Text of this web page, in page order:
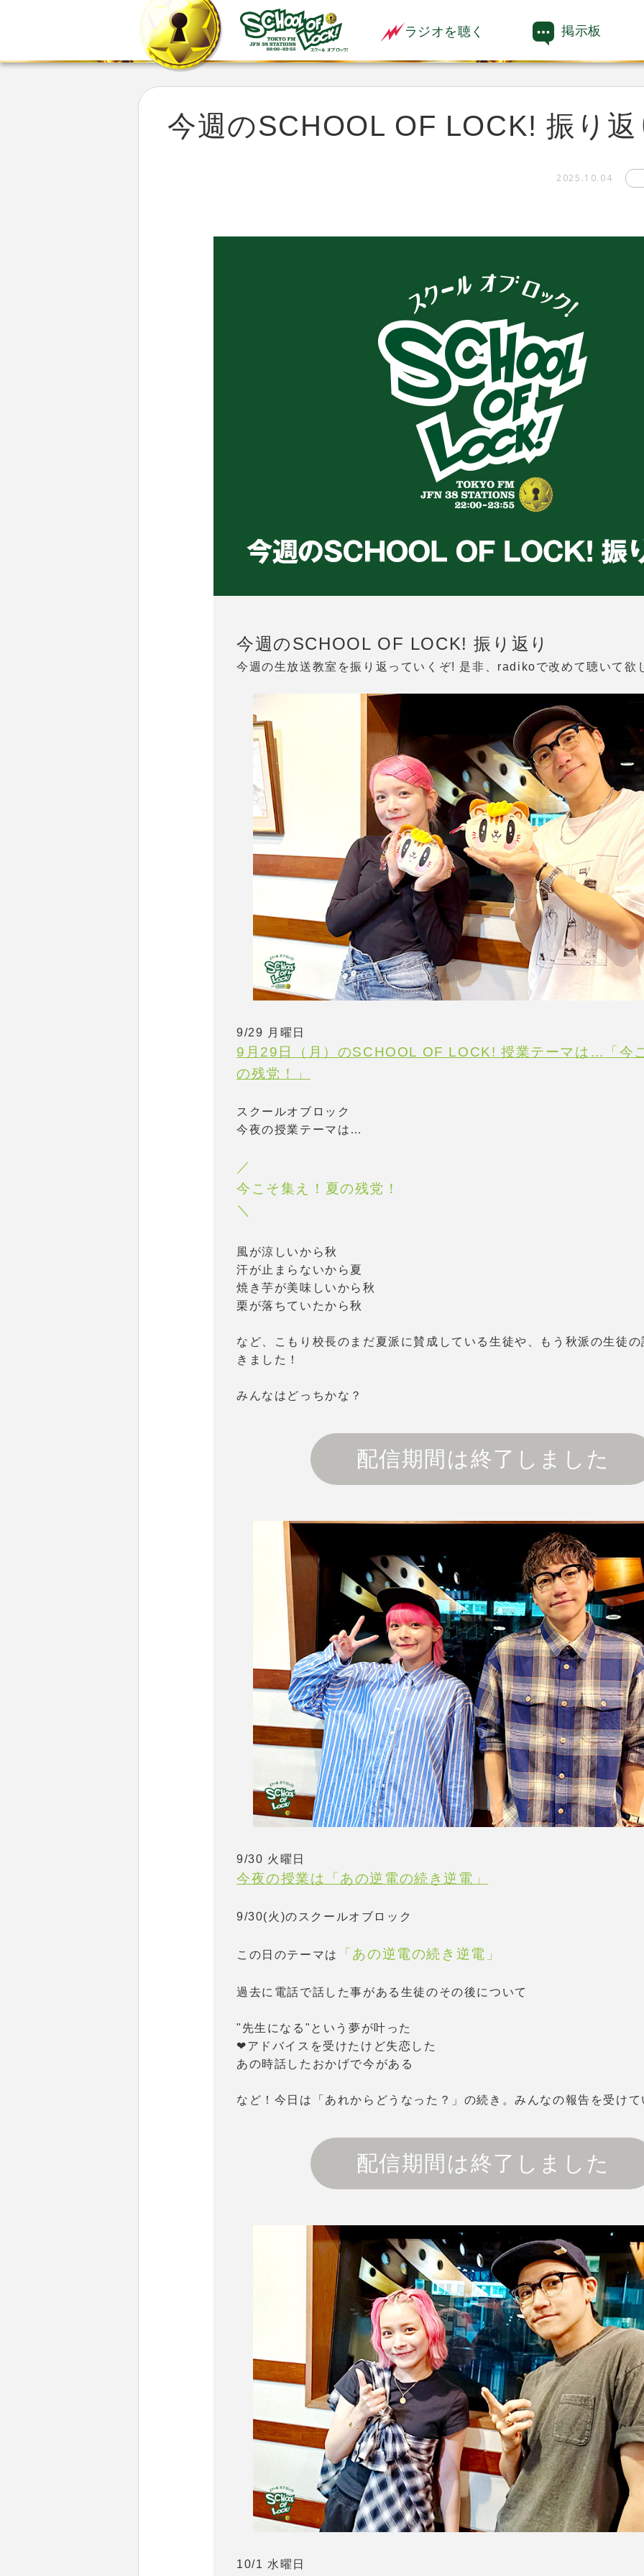
ラジオを聴く 掲示板
今週のSCHOOL OF LOCK! 振り返
2025.10.04
今週のSCHOOL OF LOCK! 振り返り
今週の生放送教室を振り返っていくぞ! 是非、radikoで改めて聴いて欲
9/29 月曜日
9月29日（月）のSCHOOL OF LOCK! 授業テーマは…「今
の残党！」
スクールオブロック
今夜の授業テーマは…
／
今こそ集え！夏の残党！
＼
風が涼しいから秋
汗が止まらないから夏
焼き芋が美味しいから秋
栗が落ちていたから秋
など、こもり校長のまだ夏派に賛成している生徒や、もう秋派の生徒
きました！
みんなはどっちかな？
配信期間は終了しました
9/30 火曜日
今夜の授業は「あの逆電の続き逆電」
9/30(火)のスクールオブロック
この日のテーマは 「あの逆電の続き逆電」
過去に電話で話した事がある生徒のその後について
"先生になる"という夢が叶った
❤アドバイスを受けたけど失恋した
あの時話したおかげで今がある
など！今日は「あれからどうなった？」の続き。みんなの報告を受け
配信期間は終了しました
10/1 水曜日